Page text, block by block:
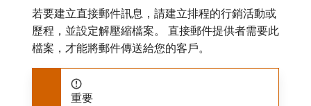
若要建立直接郵件訊息，請建立排程的行銷活動或
歷程，並設定解壓縮檔案。 直接郵件提供者需要此
檔案，才能將郵件傳送給您的客戶。
重要